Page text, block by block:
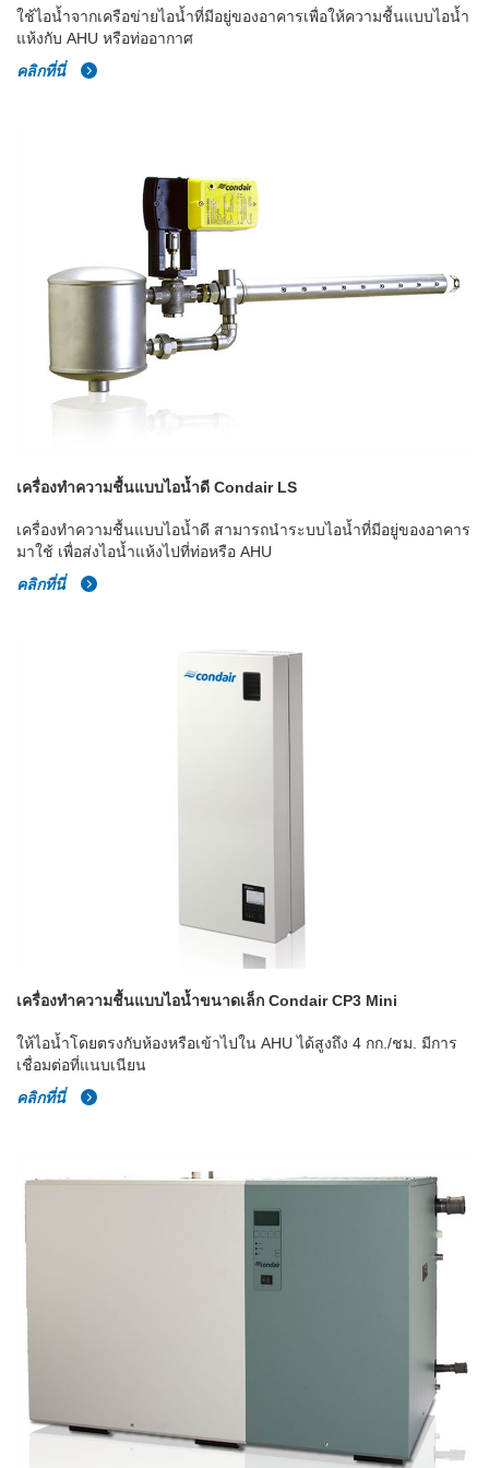
ใช้ไอน้ำจากเครือข่ายไอน้ำที่มีอยู่ของอาคารเพื่อให้ความชื้นแบบไอน้ำ
แห้งกับ AHU หรือท่ออากาศ
คลิกที่นี่
เครื่องทำความชื้นแบบไอน้ำดี Condair LS
เครื่องทำความชื้นแบบไอน้ำดี สามารถนำระบบไอน้ำที่มีอยู่ของอาคาร
มาใช้ เพื่อส่งไอน้ำแห้งไปที่ท่อหรือ AHU
คลิกที่นี่
เครื่องทำความชื้นแบบไอน้ำขนาดเล็ก Condair CP3 Mini
ให้ไอน้ำโดยตรงกับห้องหรือเข้าไปใน AHU ได้สูงถึง 4 กก./ชม. มีการ
เชื่อมต่อที่แนบเนียน
คลิกที่นี่